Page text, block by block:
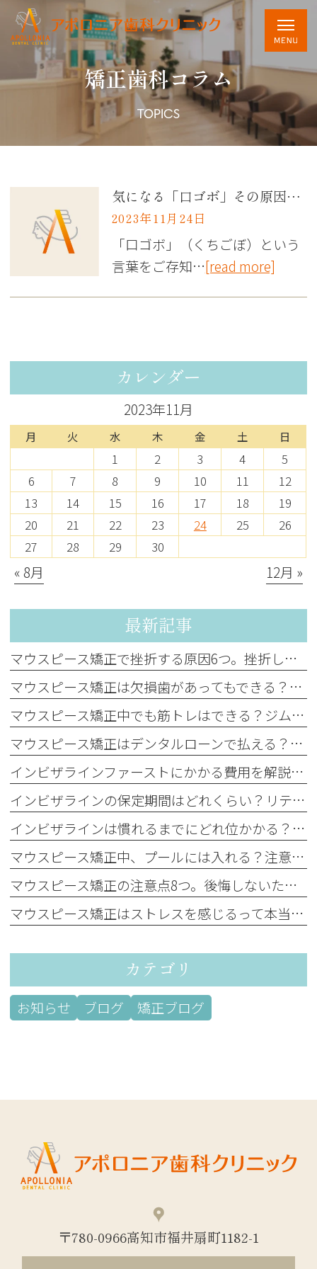
矯正歯科コラム
TOPICS
気になる「口ゴボ」その原因と対策
2023年11月24日
「口ゴボ」（くちごぼ）という
言葉をご存知…[read more]
カレンダー
2023年11月
月 火 水 木 金 土 日
1 2 3 4
5
6
7 8 9 10 11
12
13
14 15 16 17 18
19
20
21 22 23 24 25
26
27
28 29 30
« 8月 12月 »
最新記事
マウスピース矯正で挫折する原因6つ。挫折しやすい人の特徴と挫折を防ぐポイント
マウスピース矯正は欠損歯があってもできる？押さえておきたいリスクを解説
マウスピース矯正中でも筋トレはできる？ジム通いの方必見
マウスピース矯正はデンタルローンで払える？種類やメリット・デメリットを解説
インビザラインファーストにかかる費用を解説。保険適用の有無や費用を抑える方法も
インビザラインの保定期間はどれくらい？リテーナーの装着時間や後戻りのリスクを解説
インビザラインは慣れるまでにどれ位かかる？違和感や痛みが続く期間と対処法を解説
マウスピース矯正中、プールには入れる？注意点や衛生管理のポイントを解説
マウスピース矯正の注意点8つ。後悔しないために知っておくべきポイントを紹介
マウスピース矯正はストレスを感じるって本当？ストレスの原因と解消法を解説
カテゴリ
お知らせ ブログ 矯正ブログ
〒780-0966高知市福井扇町1182-1